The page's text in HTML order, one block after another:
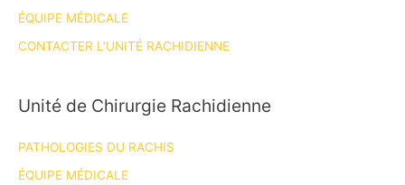
ÉQUIPE MÉDICALE
CONTACTER L’UNITÉ RACHIDIENNE
Unité de Chirurgie Rachidienne
PATHOLOGIES DU RACHIS
ÉQUIPE MÉDICALE